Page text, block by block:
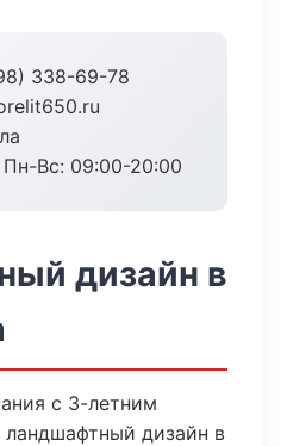
338-69-78
Пн-Вс: 09:00-20:00
дизайн в
с 3-летним
дизайн в